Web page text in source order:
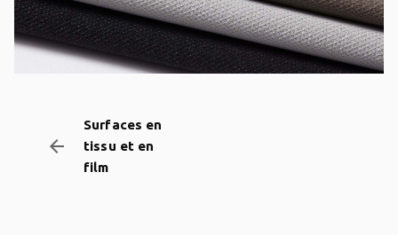
Surfaces en
tissu et en
film
arrow_backward